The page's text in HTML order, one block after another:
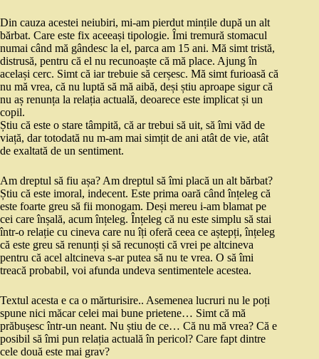
Din cauza acestei neiubiri, mi-am pierdut mințile după un alt
bărbat. Care este fix aceeași tipologie. Îmi tremură stomacul
numai când mă gândesc la el, parca am 15 ani. Mă simt tristă,
distrusă, pentru că el nu recunoaște că mă place. Ajung în
același cerc. Simt că iar trebuie să cerșesc. Mă simt furioasă că
nu mă vrea, că nu luptă să mă aibă, deși știu aproape sigur că
nu aș renunța la relația actuală, deoarece este implicat și un
copil.
Știu că este o stare tâmpită, că ar trebui să uit, să îmi văd de
viață, dar totodată nu m-am mai simțit de ani atât de vie, atât
de exaltată de un sentiment.
Am dreptul să fiu așa? Am dreptul să îmi placă un alt bărbat?
Știu că este imoral, indecent. Este prima oară când înțeleg că
este foarte greu să fii monogam. Deși mereu i-am blamat pe
cei care înșală, acum înțeleg. Înțeleg că nu este simplu să stai
într-o relație cu cineva care nu îți oferă ceea ce aștepți, înțeleg
că este greu să renunți și să recunoști că vrei pe altcineva
pentru că acel altcineva s-ar putea să nu te vrea. O să îmi
treacă probabil, voi afunda undeva sentimentele acestea.
Textul acesta e ca o mărturisire.. Asemenea lucruri nu le poți
spune nici măcar celei mai bune prietene… Simt că mă
prăbușesc într-un neant. Nu știu de ce… Că nu mă vrea? Că e
posibil să îmi pun relația actuală în pericol? Care fapt dintre
cele două este mai grav?